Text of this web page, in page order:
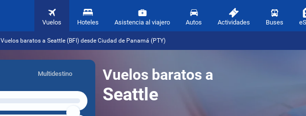
Vuelos Hoteles Asistencia al viajero Autos Actividades Buses
Vuelos baratos a Seattle (BFI) desde Ciudad de Panamá (PTY)
Vuelos baratos a
Seattle
Multidestino